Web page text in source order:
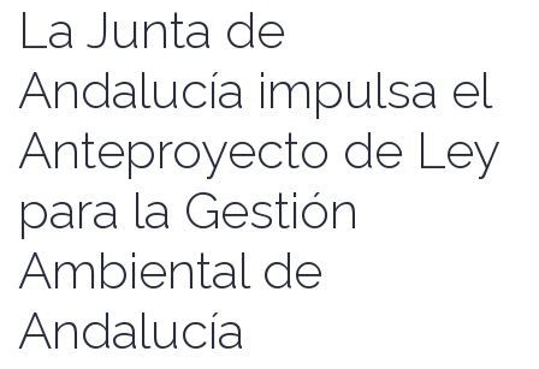
La Junta de
Andalucía impulsa el
Anteproyecto de Ley
para la Gestión
Ambiental de
Andalucía